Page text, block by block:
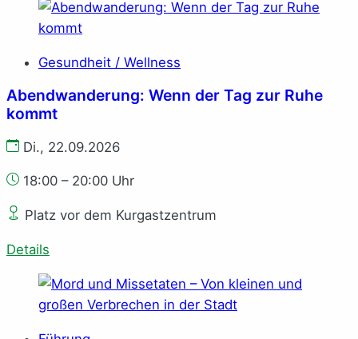
Gesundheit / Wellness
Abendwanderung: Wenn der Tag zur Ruhe
kommt
Di., 22.09.2026
18:00 – 20:00 Uhr
Platz vor dem Kurgastzentrum
Details